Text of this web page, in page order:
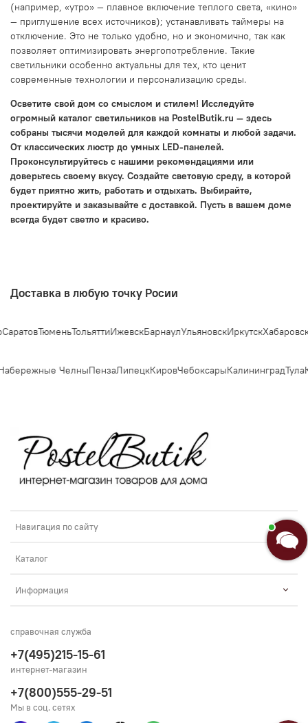
(например, «утро» — плавное включение теплого света, «кино»
— приглушение всех источников); устанавливать таймеры на
отключение. Это не только удобно, но и экономично, так как
позволяет оптимизировать энергопотребление. Такие
светильники особенно актуальны для тех, кто ценит
современные технологии и персонализацию среды.
Осветите свой дом со смыслом и стилем! Исследуйте
огромный каталог светильников на PostelButik.ru — здесь
собраны тысячи моделей для каждой комнаты и любой задачи.
От классических люстр до умных LED-панелей.
Проконсультируйтесь с нашими рекомендациями или
доверьтесь своему вкусу. Создайте световую среду, в которой
будет приятно жить, работать и отдыхать. Выбирайте,
проектируйте и заказывайте с доставкой. Пусть в вашем доме
всегда будет светло и красиво.
Доставка в любую точку Росии
ТюменьТольяттиИжевскБарнаулУльяновскИркутскХабаровск
ЧелныПензаЛипецкКировЧебоксарыКалининградТула
Навигация по сайту
Каталог
Информация
справочная служба
+7(495)215-15-61
интернет-магазин
+7(800)555-29-51
Мы в соц. сетях